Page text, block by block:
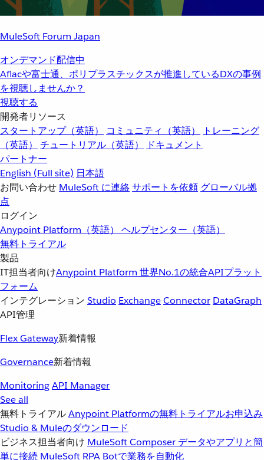
MuleSoft Forum Japan
オンデマンド配信中
Aflacや富士通、ポリプラスチックスが推進しているDXの事例
を視聴しませんか？
視聴する
開発者リソース
スタートアップ（英語）
コミュニティ（英語）
トレーニング
（英語）
チュートリアル（英語）
ドキュメント
パートナー
English (Full site) 日本語
お問い合わせ MuleSoft に連絡サポートを依頼 グローバル拠
点
ログイン
Anypoint Platform（英語） ヘルプセンター（英語）
無料トライアル
製品
IT担当者向けAnypoint Platform 世界No.1の統合APIプラット
フォーム
インテグレーション Studio ExchangeConnector DataGraph
API管理
Flex Gateway新着情報
Governance新着情報
MonitoringAPI Manager
See all
無料トライアルAnypoint Platformの無料トライアルお申込み
Studio & Muleのダウンロード
ビジネス担当者向け MuleSoft Composer データやアプリと簡
単に接続 MuleSoft RPA Botで業務を自動化